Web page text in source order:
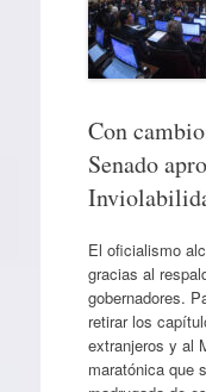
Con
Senado
El oficialismo
gracias al
gobernadores.
retirar los
extranjeros y al
maratónica que